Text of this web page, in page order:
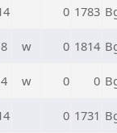
0 1783
w 0 1814
w 0 0
0 1731